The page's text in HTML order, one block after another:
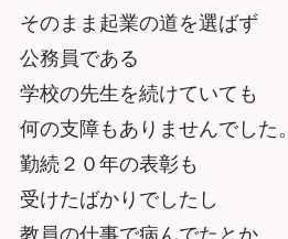
そのまま起業の道を選ばず
公務員である
学校の先生を続けていても
何の支障もありませんでした。
勤続２０年の表彰も
受けたばかりでしたし
教員の仕事で病んでたとか